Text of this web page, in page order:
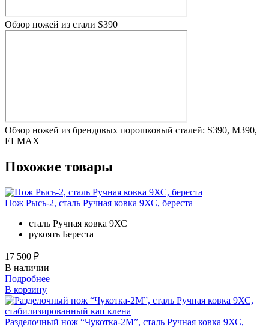
Обзор ножей из стали S390
Обзор ножей из брендовых порошковый сталей: S390, M390,
ELMAX
Похожие товары
Нож Рысь-2, сталь Ручная ковка 9ХС, береста
сталь Ручная ковка 9ХС
рукоять Береста
17 500 ₽
В наличии
Подробнее
В корзину
Разделочный нож “Чукотка-2М”, сталь Ручная ковка 9ХС,